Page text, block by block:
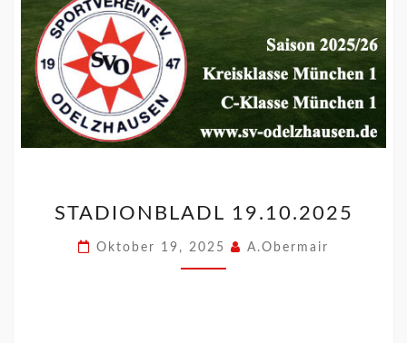
STADIONBLADL 19.10.2025
Oktober 19, 2025 A.Obermair